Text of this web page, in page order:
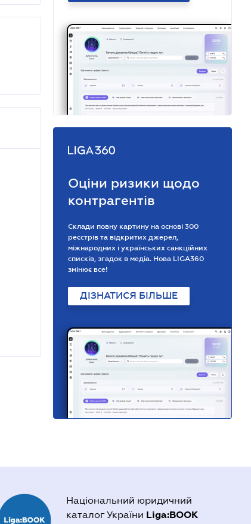
Оціни ризики щодо
контрагентів
Склади повну картину на основі 300
реєстрів та відкритих джерел,
міжнародних і українських санкційних
списків, згадок в медіа. Нова LIGA360
змінює все!
ДІЗНАТИСЯ БІЛЬШЕ
Національний юридичний
каталог України Liga:BOOK